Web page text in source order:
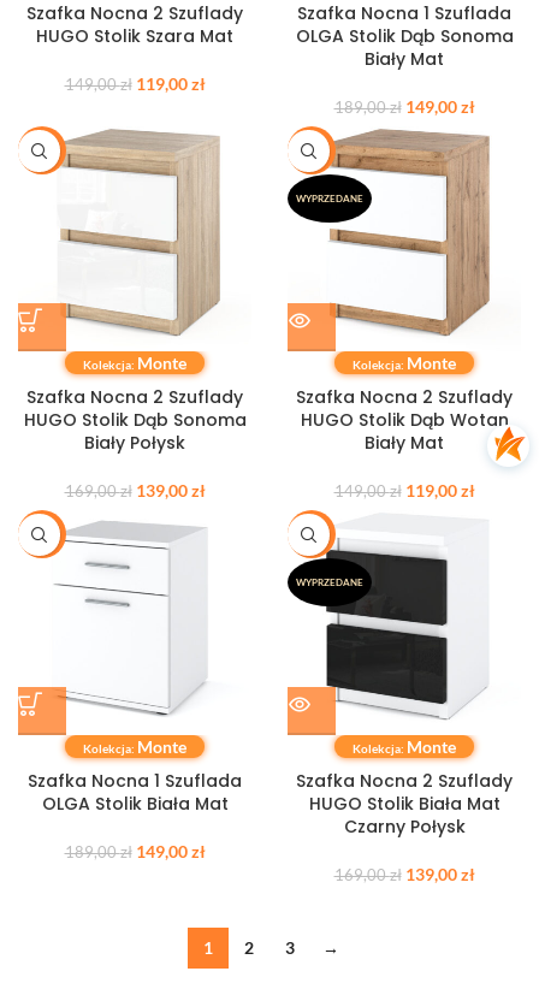
Szafka Nocna 2 Szuflady
HUGO Stolik Szara Mat
149,00zł 119,00zł
Szafka Nocna 1 Szuflada
OLGA Stolik Dąb Sonoma
Biały Mat
189,00zł 149,00zł
-18%
Kolekcja: Monte
Szafka Nocna 2 Szuflady
HUGO Stolik Dąb Sonoma
Biały Połysk
169,00zł 139,00zł
-20%
WYPRZEDANE
Kolekcja: Monte
Szafka Nocna 2 Szuflady
HUGO Stolik Dąb Wotan
Biały Mat
149,00zł 119,00zł
-21%
Kolekcja: Monte
Szafka Nocna 1 Szuflada
OLGA Stolik Biała Mat
189,00zł 149,00zł
-18%
WYPRZEDANE
Kolekcja: Monte
Szafka Nocna 2 Szuflady
HUGO Stolik Biała Mat
Czarny Połysk
169,00zł 139,00zł
1 2 3 →